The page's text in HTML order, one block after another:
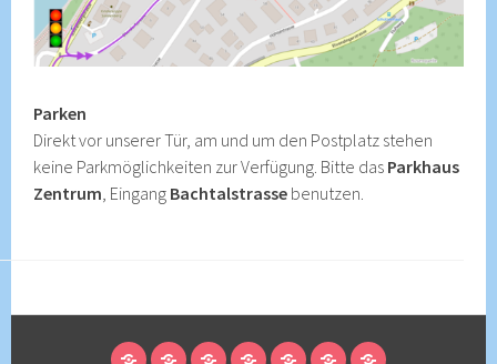
Parken
Direkt vor unserer Tür, am und um den Postplatz stehen
keine Parkmöglichkeiten zur Verfügung. Bitte das Parkhaus
Zentrum, Eingang Bachtalstrasse benutzen.